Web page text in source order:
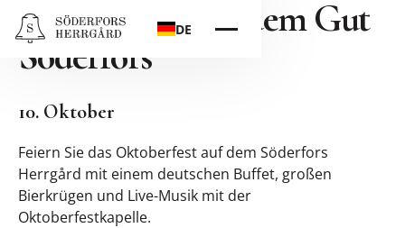
DE
Oktoberfest auf dem Gut
Söderfors
10. Oktober
Feiern Sie das Oktoberfest auf dem Söderfors
Herrgård mit einem deutschen Buffet, großen
Bierkrügen und Live-Musik mit der
Oktoberfestkapelle.